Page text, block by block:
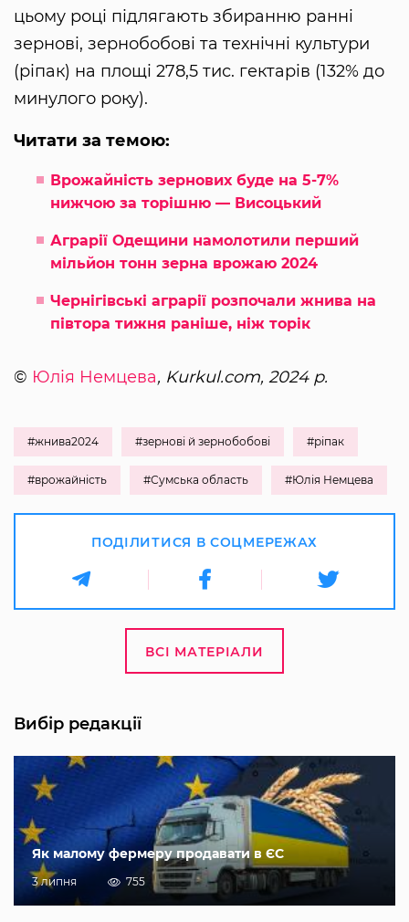
цьому році підлягають збиранню ранні
зернові, зернобобові та технічні культури
(ріпак) на площі 278,5 тис. гектарів (132% до
минулого року).
Читати за темою:
Врожайність зернових буде на 5-7%
нижчою за торішню — Висоцький
Аграрії Одещини намолотили перший
мільйон тонн зерна врожаю 2024
Чернігівські аграрії розпочали жнива на
півтора тижня раніше, ніж торік
© Юлія Немцева, Kurkul.com, 2024 р.
#жнива2024 #зернові й зернобобові #ріпак
#врожайність #Сумська область #Юлія Немцева
ПОДІЛИТИСЯ В СОЦМЕРЕЖАХ
ВСІ МАТЕРІАЛИ
Вибір редакції
Як малому фермеру продавати в ЄС
3 липня 755